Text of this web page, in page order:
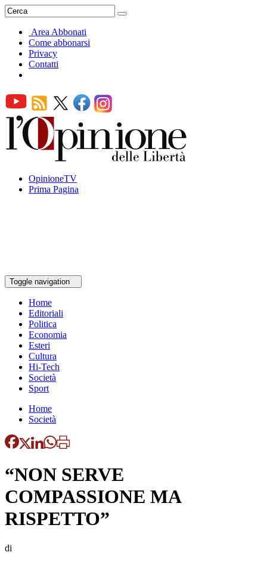
Area Abbonati
Come abbonarsi
Privacy
Contatti
OpinioneTV
Prima Pagina
Toggle navigation
Home
Editoriali
Politica
Economia
Esteri
Cultura
Hi-Tech
Società
Sport
Home
Società
“NON SERVE
COMPASSIONE MA
RISPETTO”
di